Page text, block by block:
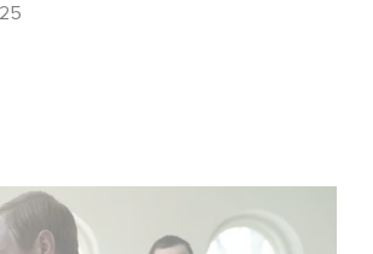
secrets, and manipulation, discover
the strings.